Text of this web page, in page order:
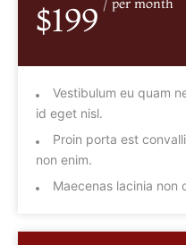
$199
Vestibulum eu quam
id eget nisl.
Proin porta est
non enim.
Maecenas lacinia non